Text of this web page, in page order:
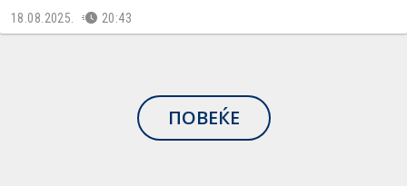
18.08.2025. 20:43
ПОВЕЌЕ